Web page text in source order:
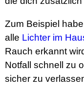
Zum Beispiel
alle Lichter im
Rauch erkannt
Notfall schnell zu
sicher zu